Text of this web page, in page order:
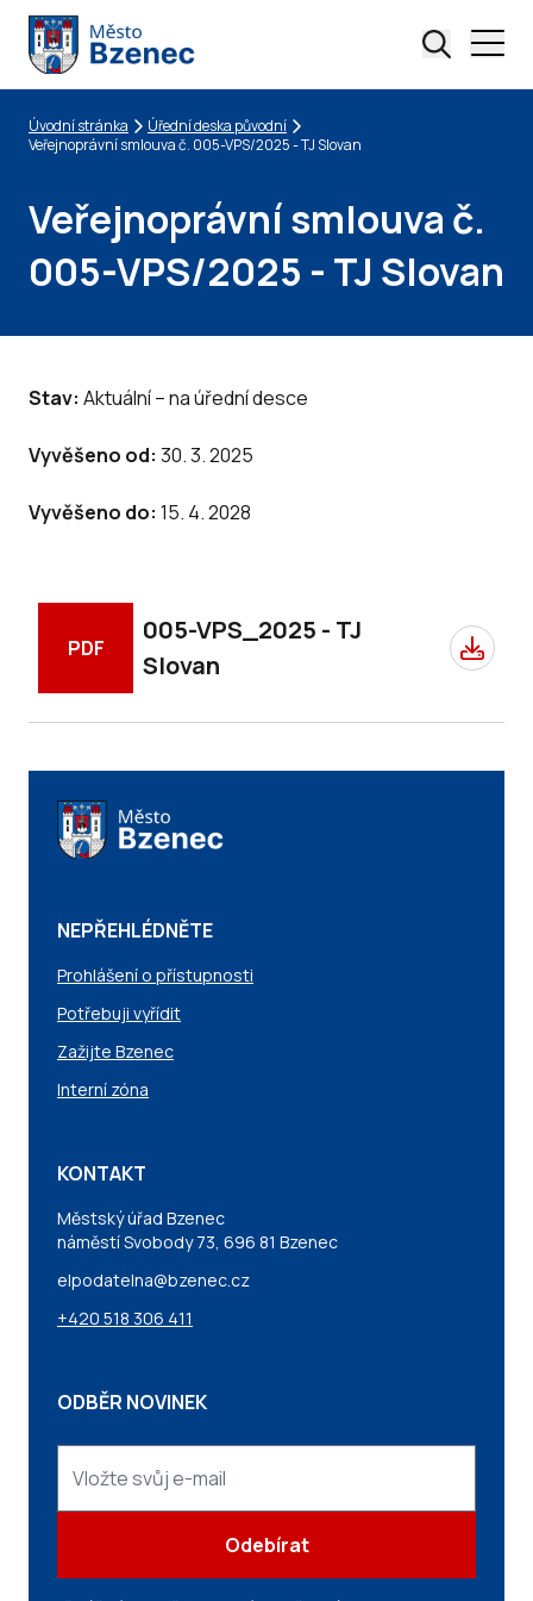
Drobečková navigace
Úvodní stránka
Úřední deska původní
Veřejnoprávní smlouva č. 005-VPS/2025 - TJ Slovan
Veřejnoprávní smlouva č.
005-VPS/2025 - TJ Slovan
Stav: Aktuální – na úřední desce
Vyvěšeno od: 30. 3. 2025
Vyvěšeno do: 15. 4. 2028
PDF
005-VPS_2025 - TJ
Slovan
NEPŘEHLÉDNĚTE
Prohlášení o přístupnosti
Potřebuji vyřídit
Zažijte Bzenec
Interní zóna
KONTAKT
Městský úřad Bzenec
náměstí Svobody 73, 696 81 Bzenec
elpodatelna@bzenec.cz
+420 518 306 411
ODBĚR NOVINEK
Odebírat